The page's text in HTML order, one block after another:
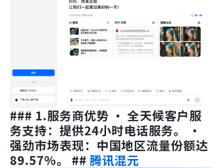
### 1.服务商优势 • 全天候客户服
务支持：提供24小时电话服务。 •
强劲市场表现：中国地区流量份额达
89.57%。 ## 腾讯混元